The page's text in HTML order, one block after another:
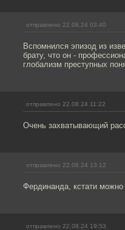
отправлено 22.08.24 03:40
Вспомнился эпизод из
брату, что он -
глобализм преступных
отправлено 22.08.24 11:22
Очень захватывающий
отправлено 22.08.24 13:12
Фердинанда, кстати
отправлено 22.08.24 19:53